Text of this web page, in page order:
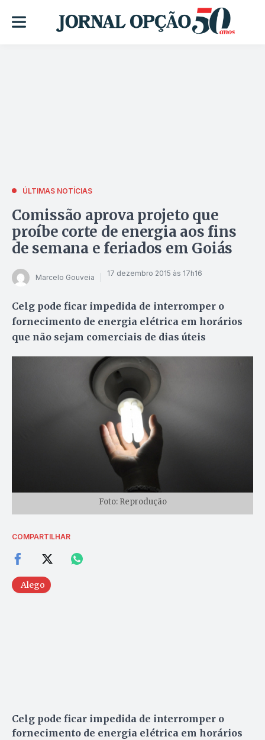
ÚLTIMAS NOTÍCIAS
Comissão aprova projeto que
proíbe corte de energia aos fins
de semana e feriados em Goiás
Marcelo Gouveia 17 dezembro 2015 às 17h16
Celg pode ficar impedida de interromper o
fornecimento de energia elétrica em horários
que não sejam comerciais de dias úteis
Foto: Reprodução
COMPARTILHAR
Alego
Celg pode ficar impedida de interromper o
fornecimento de energia elétrica em horários